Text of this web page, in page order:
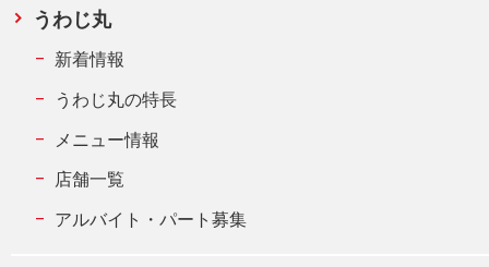
うわじ丸
新着情報
うわじ丸の特長
メニュー情報
店舗一覧
アルバイト・パート募集